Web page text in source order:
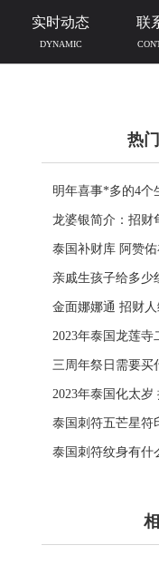
实时动态
DYNAMIC
联
热
明年喜事*多的4个
临门好事连连
龙婆银简介：招财
功效介绍
泰国补财库 阿赞
运财富
亲戚生孩子给多少
风水讲究
金面娜娜通 招财
2023年泰国龙莲
贵人 补财库 佛历
三周年祭日需要买
用品风水
2023年泰国化太岁
泰国刺符五芒星符
泰国刺符纹身有什